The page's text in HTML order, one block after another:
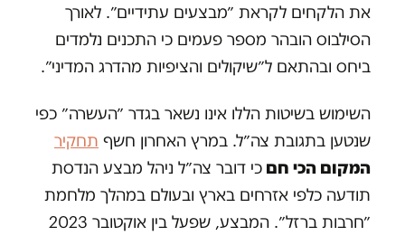
את הלקחים לקראת ״מבצעים עתידיים״. לאורך
הסילבוס הובהר מספר פעמים כי התכנים נלמדים
ביחס ובהתאם ל״שיקולים והציפיות מהדרג המדיני״.
השימוש בשיטות הללו אינו נשאר בגדר ״העשרה״ כפי
שנטען בתגובת צה״ל. במרץ האחרון חשף תחקיר
המקום הכי חם כי דובר צה״ל ניהל מבצע הנדסת
תודעה כלפי אזרחים בארץ ובעולם במהלך מלחמת
״חרבות ברזל״. המבצע, שפעל בין אוקטובר 2023